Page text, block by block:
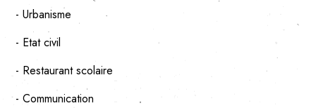
- Urbanisme
- Etat civil
- Restaurant scolaire
- Communication